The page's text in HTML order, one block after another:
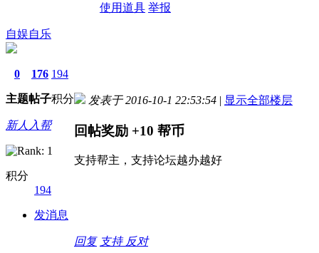
使用道具 举报
自娱自乐
0
主题
176
帖子
194
积分
新人入帮
积分
194
发消息
发表于 2016-10-1 22:53:54 | 显示全部楼层
回帖奖励 +10 帮币
支持帮主，支持论坛越办越好
回复 支持 反对